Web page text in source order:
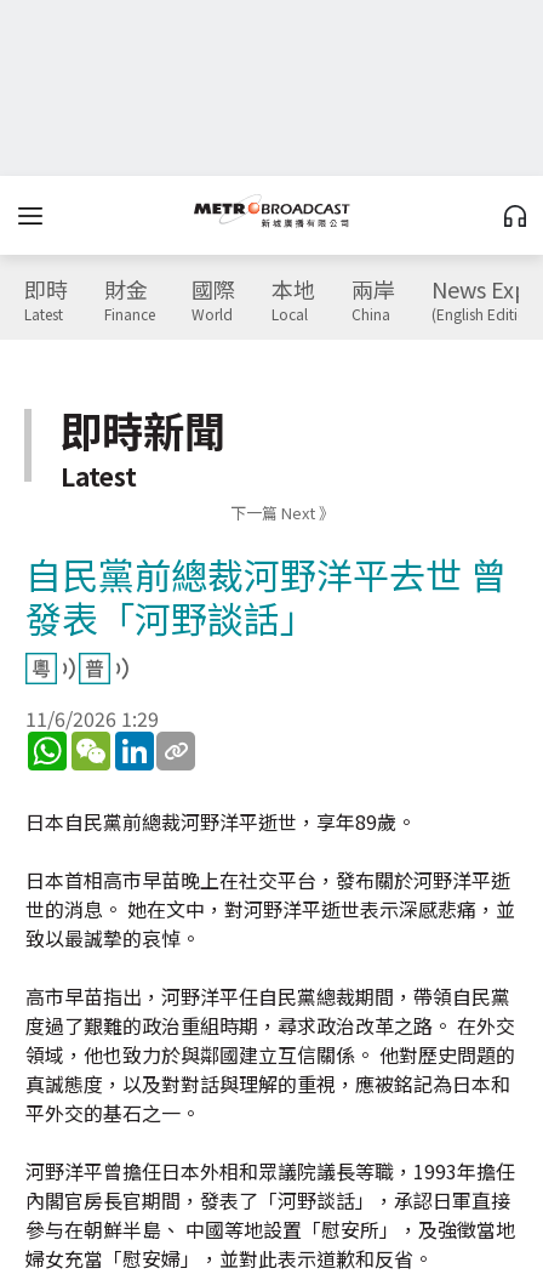
即時
Latest
財金
Finance
國際
World
本地
Local
兩岸
China
News
(English Edition)
即時新聞
Latest
下一篇 Next 》
自民黨前總裁河野洋平去世 曾
發表「河野談話」
11/6/2026 1:29
WhatsApp
WeChatLinkedIn
日本自民黨前總裁河野洋平逝世，享年89歲。
日本首相高市早苗晚上在社交平台，發布關於河野洋平逝
世的消息。 她在文中，對河野洋平逝世表示深感悲痛，並
致以最誠摯的哀悼。
高市早苗指出，河野洋平任自民黨總裁期間，帶領自民黨
度過了艱難的政治重組時期，尋求政治改革之路。 在外交
領域，他也致力於與鄰國建立互信關係。 他對歷史問題的
真誠態度，以及對對話與理解的重視，應被銘記為日本和
平外交的基石之一。
河野洋平曾擔任日本外相和眾議院議長等職，1993年擔任
內閣官房長官期間，發表了「河野談話」，承認日軍直接
參与在朝鮮半島、 中國等地設置「慰安所」，及強徵當地
婦女充當「慰安婦」，並對此表示道歉和反省。